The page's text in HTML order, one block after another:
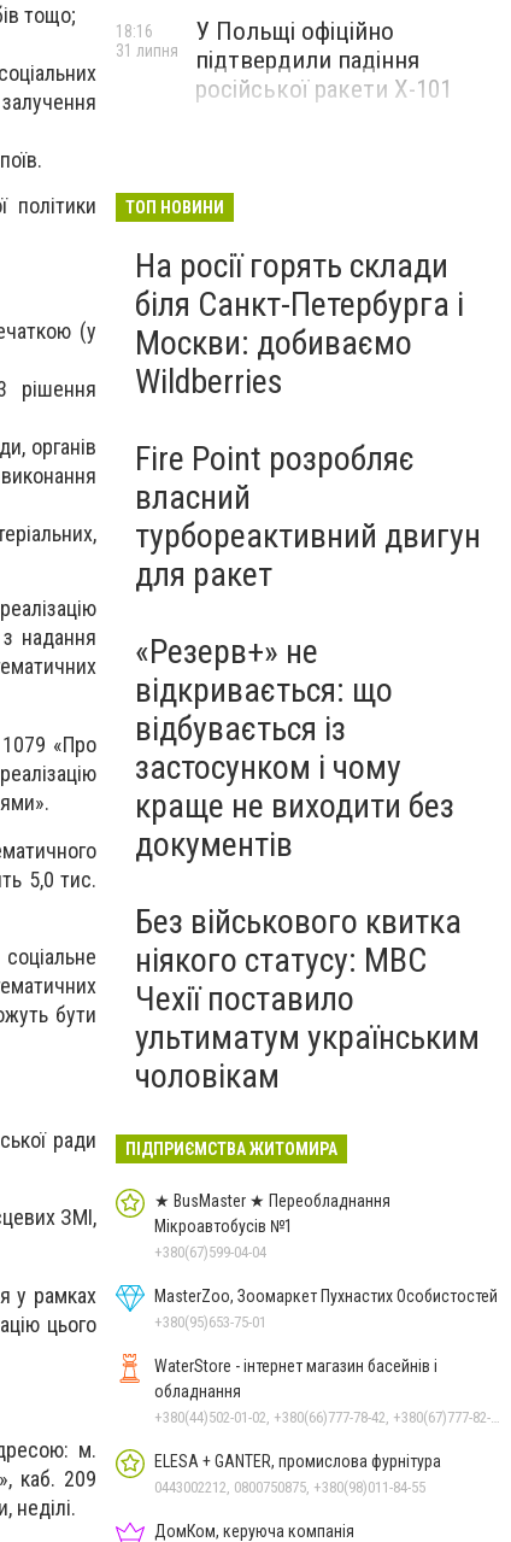
тощо;
політики
(у
рішення
органів
з надання
«Про
5,0 тис.
бути
ради
ЗМІ,
у рамках
цього
м.
каб. 209
неділі.
У Польщі офіційно
підтвердили падіння
російської ракети Х-101
18:16
31 липня
ТОП НОВИНИ
На росії горять склади
біля Санкт-Петербурга і
Москви: добиваємо
Wildberries
Fire Point розробляє
власний
турбореактивний двигун
для ракет
«Резерв+» не
відкривається: що
відбувається із
застосунком і чому
краще не виходити без
документів
Без військового квитка
ніякого статусу: МВС
Чехії поставило
ультиматум українським
чоловікам
ПІДПРИЄМСТВА ЖИТОМИРА
★ BusMaster ★ Переобладнання
Мікроавтобусів №1
+380(67)599-04-04
MasterZoo, Зоомаркет Пухнастих Особистостей
+380(95)653-75-01
WaterStore - інтернет магазин басейнів і
обладнання
+380(44)502-01-02, +380(66)777-78-42, +380(67)777-82-19, +380(67)890-80-80, +380(73)890-80-80, +380(44)502-01-03
ELESA + GANTER, промислова фурнітура
0443002212, 0800750875, +380(98)011-84-55
ДомКом, керуюча компанія